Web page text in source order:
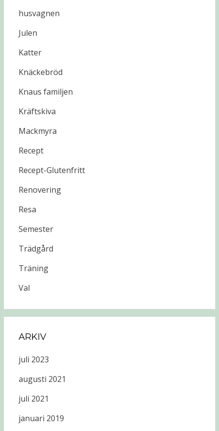
husvagnen
Julen
Katter
Knäckebröd
Knaus familjen
Kräftskiva
Mackmyra
Recept
Recept-Glutenfritt
Renovering
Resa
Semester
Trädgård
Träning
Val
ARKIV
juli 2023
augusti 2021
juli 2021
januari 2019